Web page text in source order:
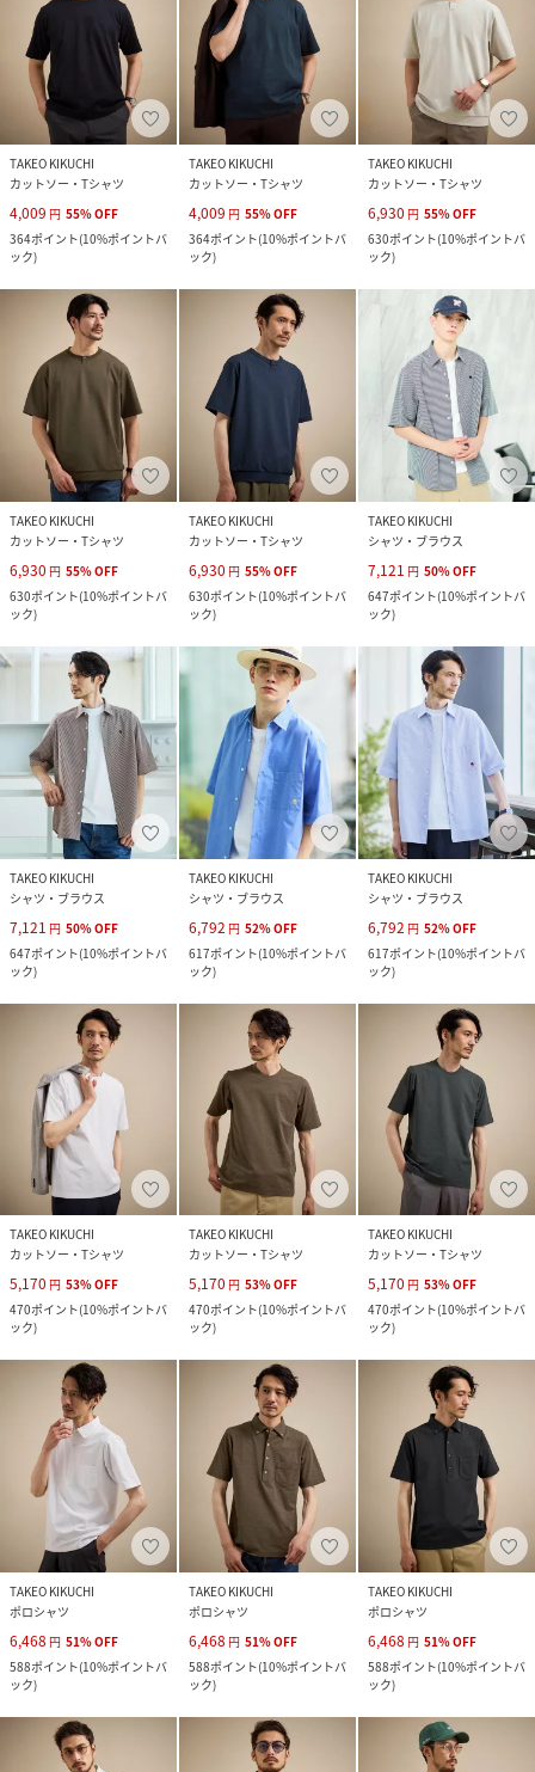
TAKEO KIKUCHI
カットソー・Tシャツ
4,009 円 55%OFF
364ポイント(10%ポイントバ
ック)
TAKEO KIKUCHI
カットソー・Tシャツ
4,009 円 55%OFF
364ポイント(10%ポイントバ
ック)
TAKEO KIKUCHI
カットソー・Tシャツ
6,930 円 55%OFF
630ポイント(10%ポイントバ
ック)
TAKEO KIKUCHI
カットソー・Tシャツ
6,930 円 55%OFF
630ポイント(10%ポイントバ
ック)
TAKEO KIKUCHI
カットソー・Tシャツ
6,930 円 55%OFF
630ポイント(10%ポイントバ
ック)
TAKEO KIKUCHI
シャツ・ブラウス
7,121 円 50%OFF
647ポイント(10%ポイントバ
ック)
TAKEO KIKUCHI
シャツ・ブラウス
7,121 円 50%OFF
647ポイント(10%ポイントバ
ック)
TAKEO KIKUCHI
シャツ・ブラウス
6,792 円 52%OFF
617ポイント(10%ポイントバ
ック)
TAKEO KIKUCHI
シャツ・ブラウス
6,792 円 52%OFF
617ポイント(10%ポイントバ
ック)
TAKEO KIKUCHI
カットソー・Tシャツ
5,170 円 53%OFF
470ポイント(10%ポイントバ
ック)
TAKEO KIKUCHI
カットソー・Tシャツ
5,170 円 53%OFF
470ポイント(10%ポイントバ
ック)
TAKEO KIKUCHI
カットソー・Tシャツ
5,170 円 53%OFF
470ポイント(10%ポイントバ
ック)
TAKEO KIKUCHI
ポロシャツ
6,468 円 51%OFF
588ポイント(10%ポイントバ
ック)
TAKEO KIKUCHI
ポロシャツ
6,468 円 51%OFF
588ポイント(10%ポイントバ
ック)
TAKEO KIKUCHI
ポロシャツ
6,468 円 51%OFF
588ポイント(10%ポイントバ
ック)